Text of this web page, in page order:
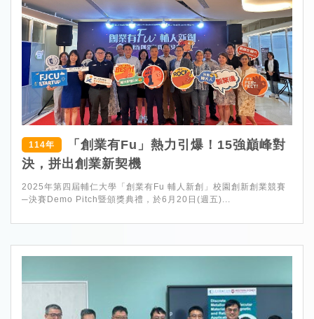
114年
「創業有Fu」熱力引爆！15強巔峰對
決，拼出創業新契機
2025年第四屆輔仁大學「創業有Fu 輔人新創」校園創新創業競賽
─決賽Demo Pitch暨頒獎典禮，於6月20日(週五)...